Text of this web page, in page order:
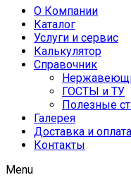
О Компании
Каталог
Услуги и сервис
Калькулятор
Справочник
ГОСТЫ и ТУ
Полезные
Галерея
Доставка и оплата
Контакты
Menu